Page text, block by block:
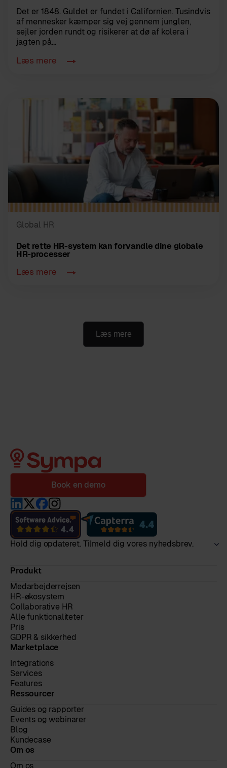
Det er 1848. Guldet er fundet i Californien. Tusindvis
af mennesker kæmper sig vej gennem junglen,
sejler jorden rundt og risikerer at dø af kolera i
jagten på...
Læs mere
Global HR
Det rette HR-system kan forvandle dine globale
HR-processer
Læs mere
Læs mere
Book en demo
Hold dig opdateret. Tilmeld dig vores nyhedsbrev.
Produkt
Medarbejderrejsen
HR-økosystem
Collaborative HR
Alle funktionaliteter
Pris
GDPR & sikkerhed
Marketplace
Integrations
Services
Features
Ressourcer
Guides og rapporter
Events og webinarer
Blog
Kundecase
Om os
Om os